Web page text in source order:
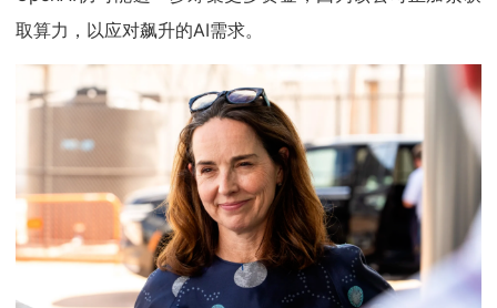
取算力，以应对飙升的AI需求。